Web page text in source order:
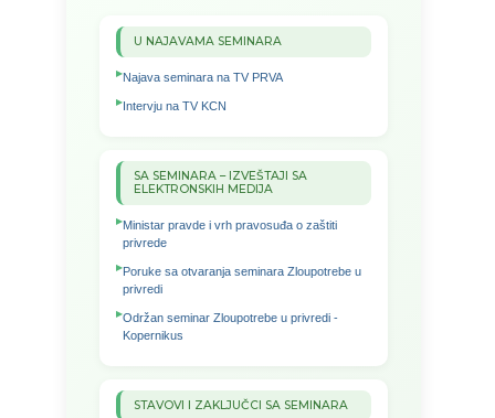
U NAJAVAMA SEMINARA
Najava seminara na TV PRVA
Intervju na TV KCN
SA SEMINARA – IZVEŠTAJI SA
ELEKTRONSKIH MEDIJA
Ministar pravde i vrh pravosuđa o zaštiti
privrede
Poruke sa otvaranja seminara Zloupotrebe u
privredi
Održan seminar Zloupotrebe u privredi -
Kopernikus
STAVOVI I ZAKLJUČCI SA SEMINARA